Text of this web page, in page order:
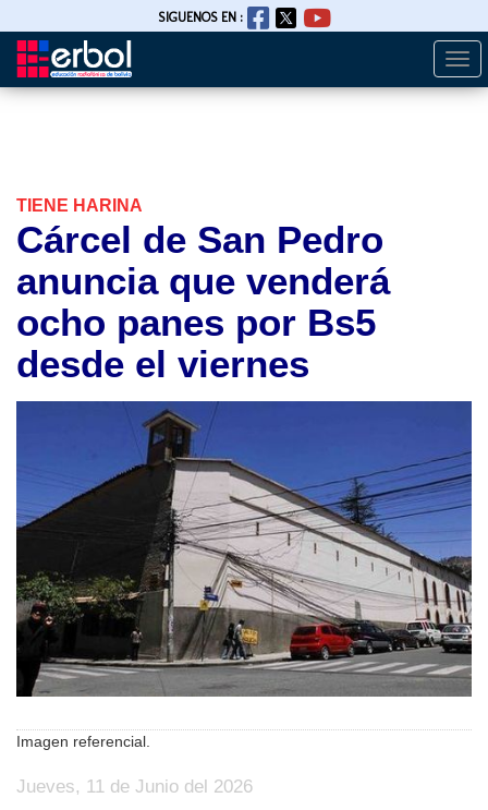
Pasar
SIGUENOS EN :
TIENE HARINA
Cárcel de San Pedro
anuncia que venderá
ocho panes por Bs5
desde el viernes
Imagen referencial.
Jueves, 11 de Junio del 2026